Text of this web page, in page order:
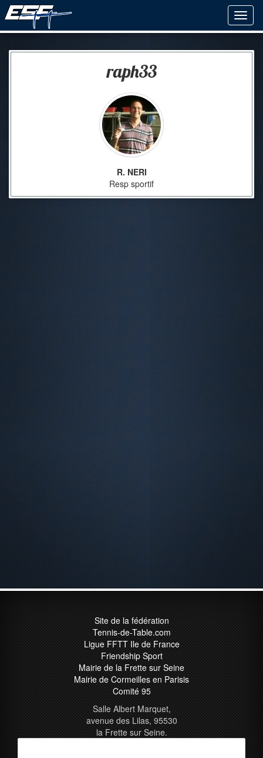
raph33
R. NERI
Resp sportif
Site de la fédération
Tennis-de-Table.com
Ligue FFTT Ile de France
Friendship Sport
Mairie de la Frette sur Seine
Mairie de Cormeilles en Parisis
Comité 95
Salle Albert Marquet,
avenue des Lilas, 95530
la Frette sur Seine.